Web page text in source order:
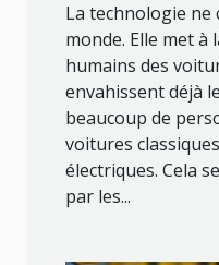
La technologie ne
monde. Elle met à
humains des
envahissent déjà
beaucoup de
voitures
électriques. Cela
par les...